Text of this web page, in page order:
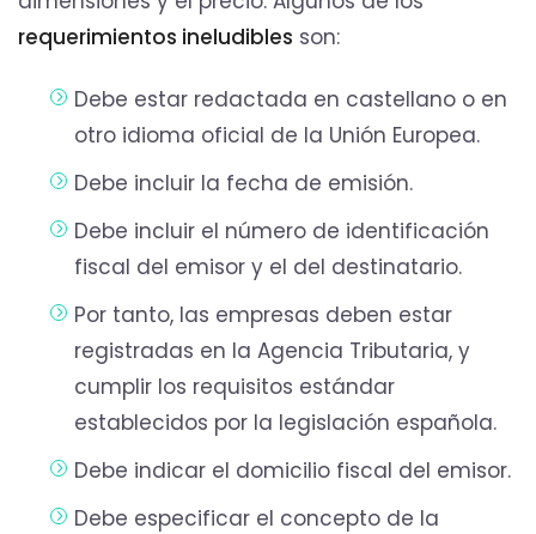
requerimientos ineludibles son:
Debe estar redactada en castellano o en
otro idioma oficial de la Unión Europea.
Debe incluir la fecha de emisión.
Debe incluir el número de identificación
fiscal del emisor y el del destinatario.
Por tanto, las empresas deben estar
registradas en la Agencia Tributaria, y
cumplir los requisitos estándar
establecidos por la legislación española.
Debe indicar el domicilio fiscal del emisor.
Debe especificar el concepto de la